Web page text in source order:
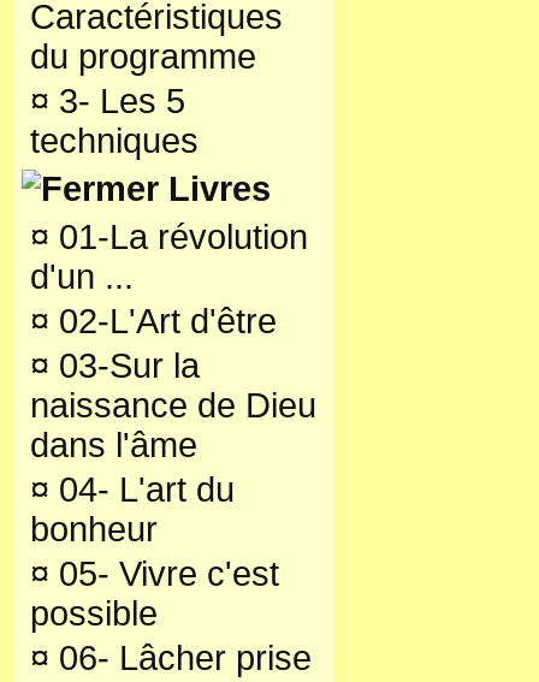
Caractéristiques
du programme
¤ 3- Les 5
techniques
Livres
¤ 01-La révolution
d'un ...
¤ 02-L'Art d'être
¤ 03-Sur la
naissance de Dieu
dans l'âme
¤ 04- L'art du
bonheur
¤ 05- Vivre c'est
possible
¤ 06- Lâcher prise